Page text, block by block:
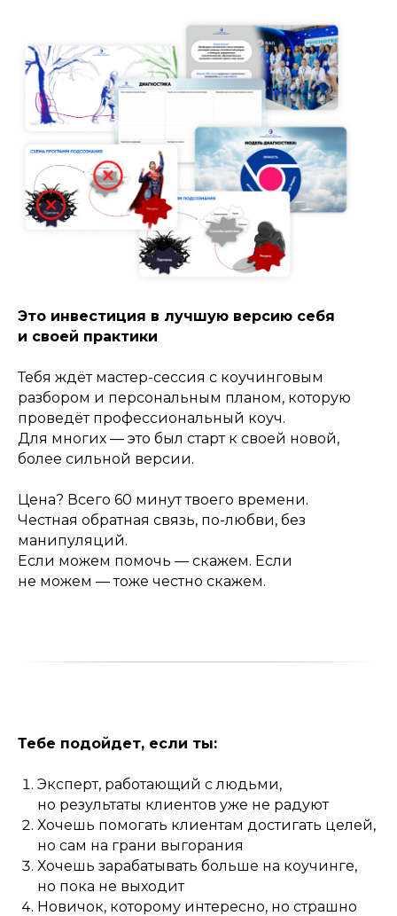
Это инвестиция в лучшую версию себя
и своей практики
Тебя ждёт мастер-сессия с коучинговым
разбором и персональным планом, которую
проведёт профессиональный коуч.
Для многих — это был старт к своей новой,
более сильной версии.
Цена? Всего 60 минут твоего времени.
Честная обратная связь, по-любви, без
манипуляций.
Если можем помочь — скажем. Если
не можем — тоже честно скажем.
Тебе подойдет, если ты:
Эксперт, работающий с людьми,
но результаты клиентов уже не радуют
Хочешь помогать клиентам достигать целей,
но сам на грани выгорания
Хочешь зарабатывать больше на коучинге,
но пока не выходит
Новичок, которому интересно, но страшно